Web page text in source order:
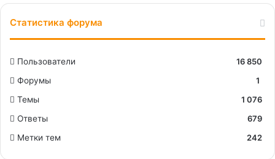
Статистика форума
Пользователи
16 850
Форумы
1
Темы
1 076
Ответы
679
Метки тем
242